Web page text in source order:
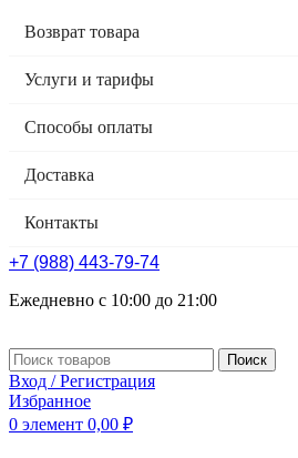
Возврат товара
Услуги и тарифы
Способы оплаты
Доставка
Контакты
+7 (988) 443-79-74
Ежедневно с 10:00 до 21:00
Поиск
Вход / Регистрация
Избранное
0 элемент 0,00 ₽